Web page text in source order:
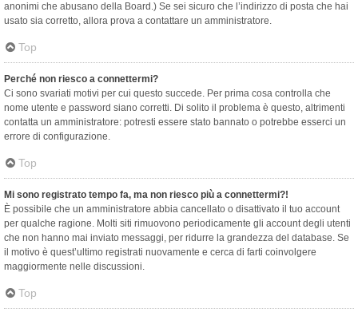
anonimi che abusano della Board.) Se sei sicuro che l’indirizzo di posta che hai
usato sia corretto, allora prova a contattare un amministratore.
Top
Perché non riesco a connettermi?
Ci sono svariati motivi per cui questo succede. Per prima cosa controlla che
nome utente e password siano corretti. Di solito il problema è questo, altrimenti
contatta un amministratore: potresti essere stato bannato o potrebbe esserci un
errore di configurazione.
Top
Mi sono registrato tempo fa, ma non riesco più a connettermi?!
È possibile che un amministratore abbia cancellato o disattivato il tuo account
per qualche ragione. Molti siti rimuovono periodicamente gli account degli utenti
che non hanno mai inviato messaggi, per ridurre la grandezza del database. Se
il motivo è quest’ultimo registrati nuovamente e cerca di farti coinvolgere
maggiormente nelle discussioni.
Top